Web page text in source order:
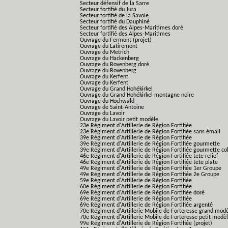
Secteur défensif de la Sarre
Secteur fortifié du Jura
Secteur fortifié de la Savoie
Secteur fortifié du Dauphiné
Secteur fortifié des Alpes-Maritimes doré
Secteur fortifié des Alpes-Maritimes
Ouvrage du Fermont (projet)
Ouvrage du Latiremont
Ouvrage du Metrich
Ouvrage du Hackenberg
Ouvrage du Bovenberg doré
Ouvrage du Bovenberg
Ouvrage du Kerfent
Ouvrage du Kerfent
Ouvrage du Grand Hohékirkel
Ouvrage du Grand Hohékirkel montagne noire
Ouvrage du Hochwald
Ouvrage de Saint-Antoine
Ouvrage du Lavoir
Ouvrage du Lavoir petit modèle
23e Régiment d'Artillerie de Région Fortifiée
23e Régiment d'Artillerie de Région Fortifiée sans émail
39e Régiment d'Artillerie de Région Fortifiée
39e Régiment d'Artillerie de Région Fortifiée gourmette
39e Régiment d'Artillerie de Région Fortifiée gourmette
46e Régiment d'Artillerie de Région Fortifiée tete relief
46e Régiment d'Artillerie de Région Fortifiée tete plate
49e Régiment d'Artillerie de Région Fortifiée 1er Groupe
49e Régiment d'Artillerie de Région Fortifiée 2e Groupe
59e Régiment d'Artillerie de Région Fortifiée
60e Régiment d'Artillerie de Région Fortifiée
69e Régiment d'Artillerie de Région Fortifiée doré
69e Régiment d'Artillerie de Région Fortifiée
69e Régiment d'Artillerie de Région Fortifiée argenté
70e Régiment d'Artillerie Mobile de Forteresse grand
70e Régiment d'Artillerie Mobile de Forteresse petit
99e Régiment d'Artillerie de Région Fortifiée (projet)